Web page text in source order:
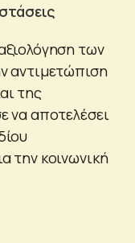
των
αντιμετώπιση
της
να αποτελέσει
την κοινωνική